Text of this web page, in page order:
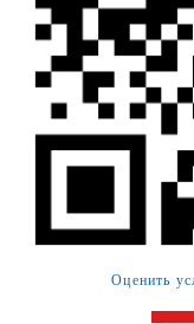
Оценить